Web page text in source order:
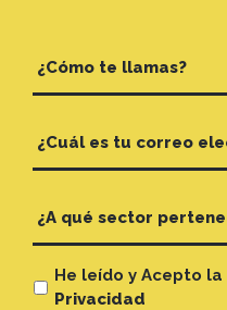
He leído y Acepto la
Privacidad